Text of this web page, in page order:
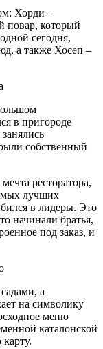
Хорди –
повар, который
сегодня,
а также Хосеп –
в пригороде
собственный
ресторатора,
лучших
в лидеры. Это
начинали братья,
под заказ, и
а
на символику
меню
каталонской